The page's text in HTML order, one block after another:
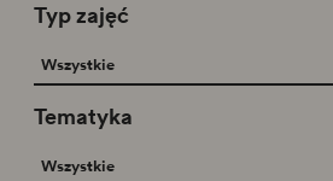
Typ zajęć
Typ zajęć
Wszystkie
Tematyka
Tematyka
Wszystkie